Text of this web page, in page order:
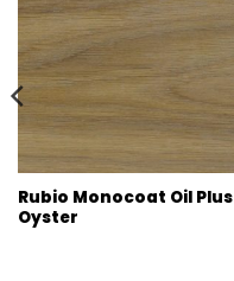
Rubio Monocoat Oil Plus
Oyster